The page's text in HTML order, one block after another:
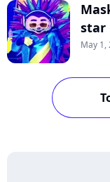
star
May 1,